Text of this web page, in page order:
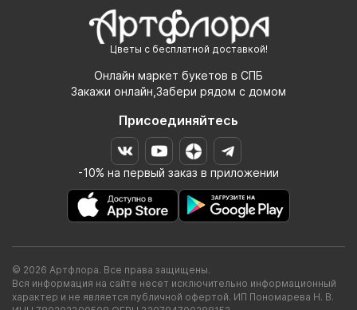
Цветы с бесплатной доставкой!
Онлайн маркет букетов в СПБ
Закажи онлайн,Забери рядом с домом
Присоединяйтесь
-10% на первый заказ в приложении
© 2026 Артфлора. Все права защищены.
Вся информация на сайте несет исключительно информационный
характер и не является публичной офертой. ИП Пономарева Н. В.